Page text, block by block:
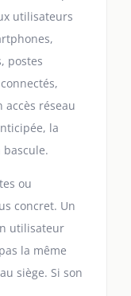
utilisateurs
postes
réseau
la
ou
concret. Un
utilisateur
la même
siège. Si son